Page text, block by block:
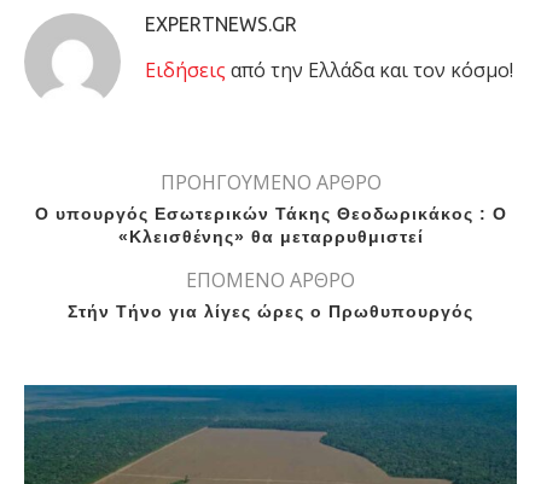
EXPERTNEWS.GR
Eιδήσεις από την Ελλάδα και τον κόσμο!
ΠΡΟΗΓΟΥΜΕΝΟ ΑΡΘΡΟ
Ο υπουργός Εσωτερικών Τάκης Θεοδωρικάκος : Ο
«Κλεισθένης» θα μεταρρυθμιστεί
ΕΠΟΜΕΝΟ ΑΡΘΡΟ
Στήν Τήνο για λίγες ώρες ο Πρωθυπουργός